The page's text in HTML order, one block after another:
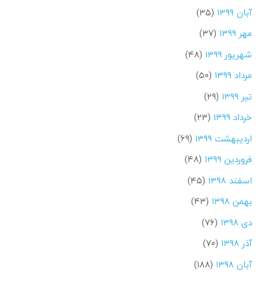
آبان ۱۳۹۹
(۳۵)
مهر ۱۳۹۹
(۳۷)
شهریور ۱۳۹۹
(۴۸)
مرداد ۱۳۹۹
(۵۰)
تیر ۱۳۹۹
(۲۹)
خرداد ۱۳۹۹
(۲۳)
اردیبهشت ۱۳۹۹
(۶۹)
فروردین ۱۳۹۹
(۴۸)
اسفند ۱۳۹۸
(۴۵)
بهمن ۱۳۹۸
(۴۳)
دی ۱۳۹۸
(۷۶)
آذر ۱۳۹۸
(۷۰)
آبان ۱۳۹۸
(۱۸۸)